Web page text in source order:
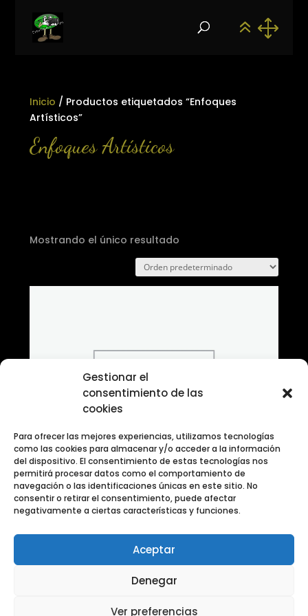
Gestionar el
consentimiento de las
cookies
Para ofrecer las mejores experiencias, utilizamos tecnologías
como las cookies para almacenar y/o acceder a la información
del dispositivo. El consentimiento de estas tecnologías nos
permitirá procesar datos como el comportamiento de
navegación o las identificaciones únicas en este sitio. No
consentir o retirar el consentimiento, puede afectar
negativamente a ciertas características y funciones.
Aceptar
Denegar
Ver preferencias
Inicio / Productos etiquetados “Enfoques
Artísticos”
Enfoques Artísticos
Mostrando el único resultado
Banco de fotografias Categoria varias